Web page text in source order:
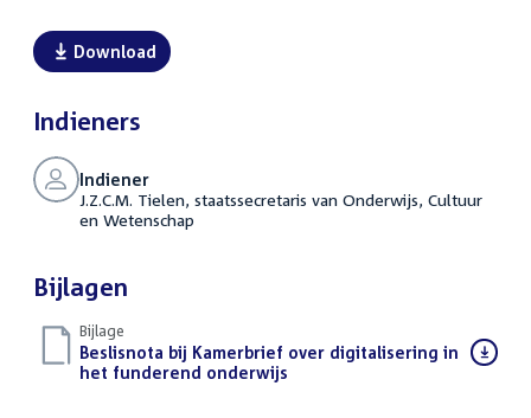
Download
Indieners
Indiener
J.Z.C.M. Tielen, staatssecretaris van Onderwijs, Cultuur
en Wetenschap
Bijlagen
Bijlage
Download
bestand:
Beslisnota bij Kamerbrief over digitalisering in
het funderend onderwijs